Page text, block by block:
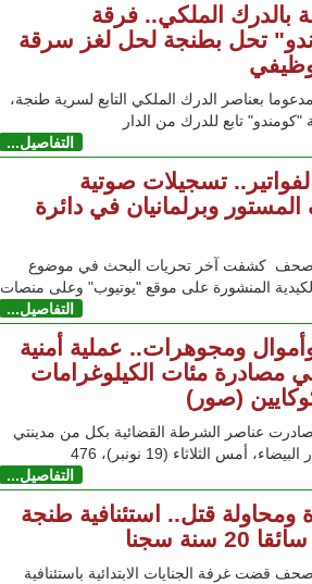
بالدرك الملكي.. فرقة
تحل بطنجة لحل لغز سرقة
بعناصر الدرك الملكي التابع لسرية طنجة،
تابع للدرك من الدار
التفاصيل...
تسجيلات صوتية
وبرلمانيان في دائرة
صحف كشفت آخر تحريات البحث في موضوع
المنشورة على موقع "يوتيوب" وعلى منصات
التفاصيل...
ومجوهرات.. عملية أمنية
مصادرة مئات الكيلوغرامات
(صور)
عناصر الشرطة القضائية بكل من مدينتي
أمس الثلاثاء (19 نونبر)، 476
التفاصيل...
ومحاولة قتل.. استئنافية طنجة
سنة سجنا
قضت غرفة الجنايات الابتدائية باستئنافية